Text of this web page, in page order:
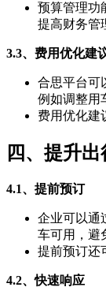
预算管理功
提高财务管
3.3、费用优化建
合思平台可
例如调整用
费用优化建
四、提升
4.1、提前预订
企业可以通
车可用，避
提前预订还
4.2、快速响应